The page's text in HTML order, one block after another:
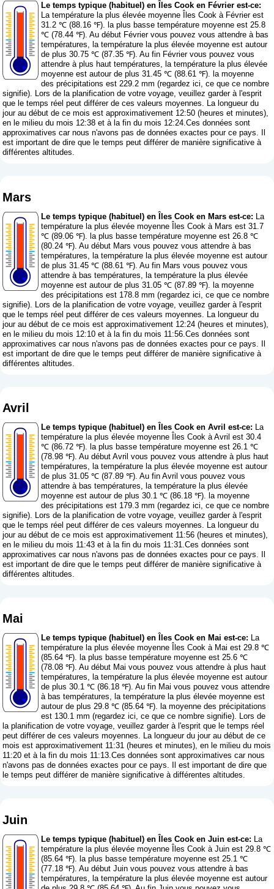
Le temps typique (habituel) en Îles Cook en Février est-ce:
La température la plus élevée moyenne Îles Cook à Février est
31.2 ℃ (88.16 ℉). la plus basse température moyenne est 25.8
℃ (78.44 ℉). Au début Février vous pouvez vous attendre à bas
températures, la température la plus élevée moyenne est autour
de plus 30.75 ℃ (87.35 ℉). Au fin Février vous pouvez vous
attendre à plus haut températures, la température la plus élevée
moyenne est autour de plus 31.45 ℃ (88.61 ℉). la moyenne
des précipitations est 229.2 mm (regardez ici, ce que ce nombre
signifie). Lors de la planification de votre voyage, veuillez garder à l'esprit
que le temps réel peut différer de ces valeurs moyennes. La longueur du
jour au début de ce mois est approximativement 12:50 (heures et minutes),
en le milieu du mois 12:38 et à la fin du mois 12:24.Ces données sont
approximatives car nous n'avons pas de données exactes pour ce pays. Il
est important de dire que le temps peut différer de manière significative à
différentes altitudes.
Mars
Le temps typique (habituel) en Îles Cook en Mars est-ce: La
température la plus élevée moyenne Îles Cook à Mars est 31.7
℃ (89.06 ℉). la plus basse température moyenne est 26.8 ℃
(80.24 ℉). Au début Mars vous pouvez vous attendre à bas
températures, la température la plus élevée moyenne est autour
de plus 31.45 ℃ (88.61 ℉). Au fin Mars vous pouvez vous
attendre à bas températures, la température la plus élevée
moyenne est autour de plus 31.05 ℃ (87.89 ℉). la moyenne
des précipitations est 178.8 mm (regardez ici, ce que ce nombre
signifie). Lors de la planification de votre voyage, veuillez garder à l'esprit
que le temps réel peut différer de ces valeurs moyennes. La longueur du
jour au début de ce mois est approximativement 12:24 (heures et minutes),
en le milieu du mois 12:10 et à la fin du mois 11:56.Ces données sont
approximatives car nous n'avons pas de données exactes pour ce pays. Il
est important de dire que le temps peut différer de manière significative à
différentes altitudes.
Avril
Le temps typique (habituel) en Îles Cook en Avril est-ce: La
température la plus élevée moyenne Îles Cook à Avril est 30.4
℃ (86.72 ℉). la plus basse température moyenne est 26.1 ℃
(78.98 ℉). Au début Avril vous pouvez vous attendre à plus haut
températures, la température la plus élevée moyenne est autour
de plus 31.05 ℃ (87.89 ℉). Au fin Avril vous pouvez vous
attendre à bas températures, la température la plus élevée
moyenne est autour de plus 30.1 ℃ (86.18 ℉). la moyenne
des précipitations est 179.3 mm (regardez ici, ce que ce nombre
signifie). Lors de la planification de votre voyage, veuillez garder à l'esprit
que le temps réel peut différer de ces valeurs moyennes. La longueur du
jour au début de ce mois est approximativement 11:56 (heures et minutes),
en le milieu du mois 11:43 et à la fin du mois 11:31.Ces données sont
approximatives car nous n'avons pas de données exactes pour ce pays. Il
est important de dire que le temps peut différer de manière significative à
différentes altitudes.
Mai
Le temps typique (habituel) en Îles Cook en Mai est-ce: La
température la plus élevée moyenne Îles Cook à Mai est 29.8 ℃
(85.64 ℉). la plus basse température moyenne est 25.6 ℃
(78.08 ℉). Au début Mai vous pouvez vous attendre à plus haut
températures, la température la plus élevée moyenne est autour
de plus 30.1 ℃ (86.18 ℉). Au fin Mai vous pouvez vous attendre
à bas températures, la température la plus élevée moyenne est
autour de plus 29.8 ℃ (85.64 ℉). la moyenne des précipitations
est 130.1 mm (regardez ici, ce que ce nombre signifie). Lors de
la planification de votre voyage, veuillez garder à l'esprit que le temps réel
peut différer de ces valeurs moyennes. La longueur du jour au début de ce
mois est approximativement 11:31 (heures et minutes), en le milieu du mois
11:20 et à la fin du mois 11:13.Ces données sont approximatives car nous
n'avons pas de données exactes pour ce pays. Il est important de dire que
le temps peut différer de manière significative à différentes altitudes.
Juin
Le temps typique (habituel) en Îles Cook en Juin est-ce: La
température la plus élevée moyenne Îles Cook à Juin est 29.8 ℃
(85.64 ℉). la plus basse température moyenne est 25.1 ℃
(77.18 ℉). Au début Juin vous pouvez vous attendre à bas
températures, la température la plus élevée moyenne est autour